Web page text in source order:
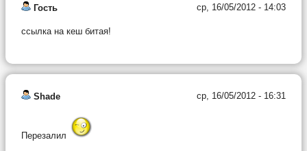
Гость ср, 16/05/2012 - 14:03
ссылка на кеш битая!
Shade ср, 16/05/2012 - 16:31
Перезалил